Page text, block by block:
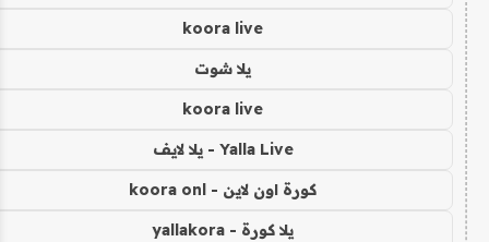
koora live
يلا شوت
koora live
Yalla Live - يلا لايف
كورة اون لاين - koora onl
يلا كورة - yallakora